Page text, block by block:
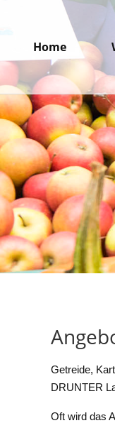
Home
Getreide,
DRUNTER
Oft wird das